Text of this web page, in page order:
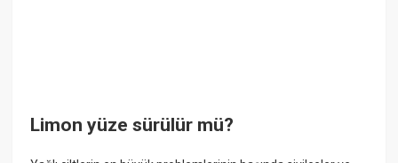
Limon yüze sürülür mü?